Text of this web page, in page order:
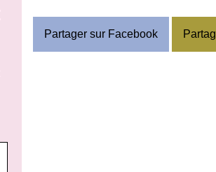
Partager sur Facebook